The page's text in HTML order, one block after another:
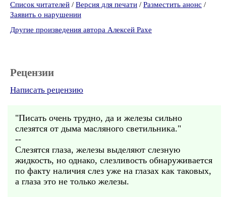
Список читателей / Версия для печати / Разместить анонс /
Заявить о нарушении
Другие произведения автора Алексей Рахе
Рецензии
Написать рецензию
"Писать очень трудно, да и железы сильно
слезятся от дыма масляного светильника."
--
Слезятся глаза, железы выделяют слезную
жидкость, но однако, слезливость обнаруживается
по факту наличия слез уже на глазах как таковых,
а глаза это не только железы.